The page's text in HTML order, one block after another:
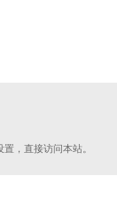
，直接访问本站。